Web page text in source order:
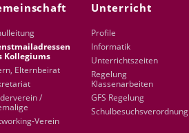
Kollegiums
Elternbeirat
/
Verein
Unterricht
Profile
Informatik
Unterrichtszeiten
Regelung
Klassenarbeiten
GFS Regelung
Schulbesuchsverordnung